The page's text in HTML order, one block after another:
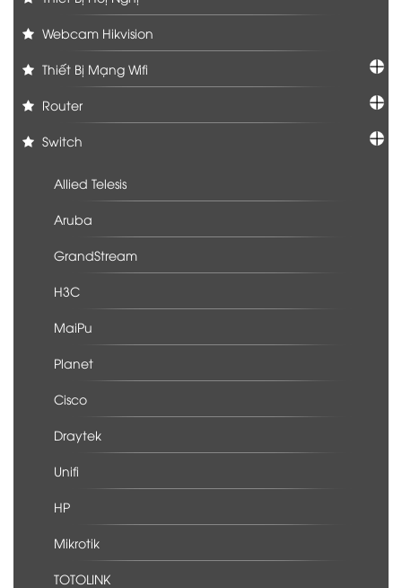
Webcam Hikvision
Thiết Bị Mạng Wifi
Router
Switch
Allied Telesis
Aruba
GrandStream
H3C
MaiPu
Planet
Cisco
Draytek
Unifi
HP
Mikrotik
TOTOLINK